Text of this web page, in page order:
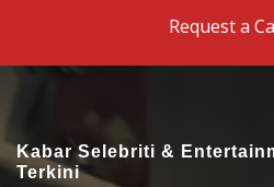
Request a
Kabar Selebriti &
Terkini